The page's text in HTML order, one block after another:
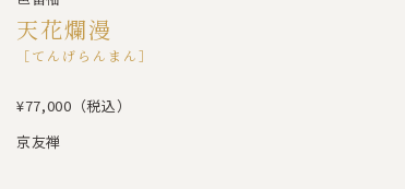
天花爛漫
［てんげらんまん］
¥77,000（税込）
京友禅